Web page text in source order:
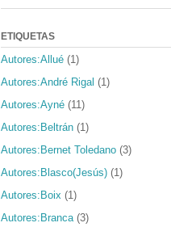
ETIQUETAS
Autores:Allué (1)
Autores:André Rigal (1)
Autores:Ayné (11)
Autores:Beltrán (1)
Autores:Bernet Toledano (3)
Autores:Blasco(Jesús) (1)
Autores:Boix (1)
Autores:Branca (3)